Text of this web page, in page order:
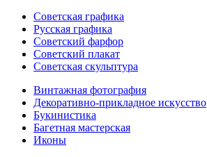
Советская графика
Русская графика
Советский фарфор
Советский плакат
Советская скульптура
Винтажная фотография
Декоративно-прикладное искусство
Букинистика
Багетная мастерская
Иконы